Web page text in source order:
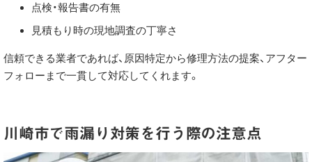
点検・報告書の有無
見積もり時の現地調査の丁寧さ
信頼できる業者であれば、原因特定から修理方法の提案、アフター
フォローまで一貫して対応してくれます。
川崎市で雨漏り対策を行う際の注意点